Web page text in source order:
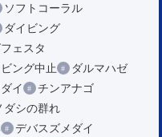
ソフトコーラル
ダイビング
ェスタ
ング中止
ダルマハゼ
イ
チンアナゴ
ダシの群れ
デバスズメダイ